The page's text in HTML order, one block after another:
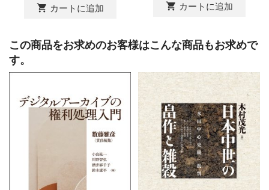
shopping_cart カートに追加 shopping_cart カートに追加
この商品をお求めのお客様はこんな商品もお求めで
す。